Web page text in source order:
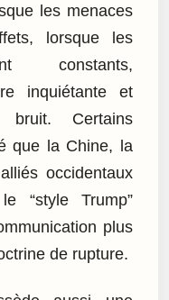
les menaces
lorsque les
constants,
inquiétante et
bruit. Certains
que la Chine, la
occidentaux
“style Trump”
plus
de rupture.